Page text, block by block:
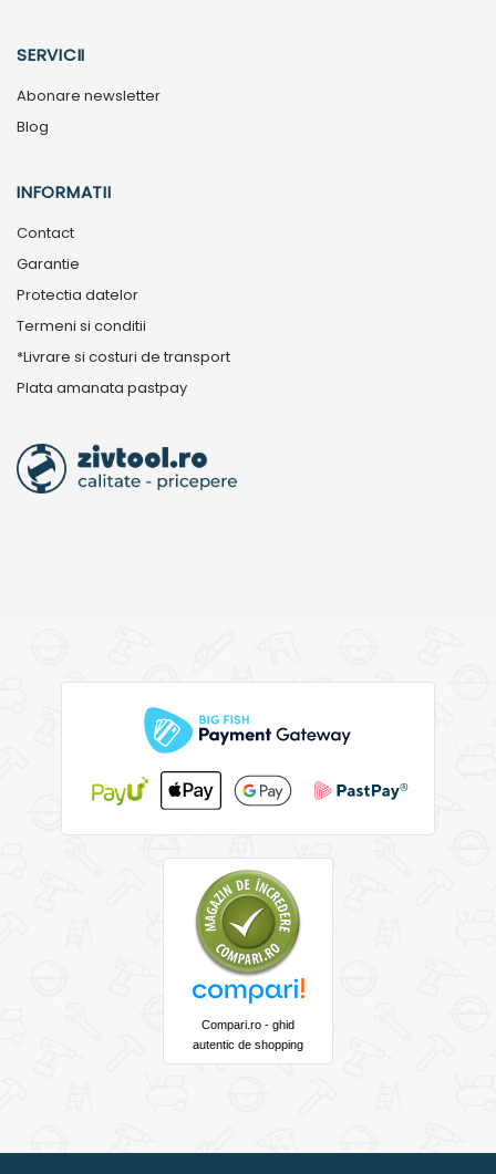
SERVICII
Abonare newsletter
Blog
INFORMATII
Contact
Garantie
Protectia datelor
Termeni si conditii
*Livrare si costuri de transport
Plata amanata pastpay
Compari.ro - ghid
autentic de shopping